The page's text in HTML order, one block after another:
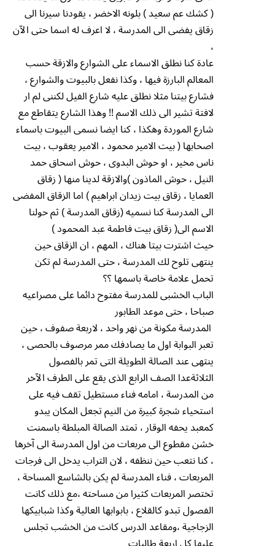
( كشك عم سعيد ) بلونه الاخضر ، يقودنا سيرنا الى
زقاق يفضى الى المدرسة ، لا اعرف له اسما حتى الآن
،
عادة كنا نطلق الاسماء على الشوارع والازقة حسب
المعالم البارزة فيها ، وكذا نفعل بالبيوت والشوارع ،
فشارع بيتنا مثلا نطلق عليه شارع الفيل لكننى لم ار
لافتة تشير الى ذلك الاسم !! وهذا الشارع يتقاطع مع
شارع الموردة وهكذا ، كنا ايضا نسمى البيوت باسماء
اصحابها ( بيت الامير محمود ، الامير يعقوب ، بيت
ناس مخير ، او حوش البدوى ، حوش اسحاق حمد
النيل ، حوش الماذون )والازقة لدينا منها ( زقاق
العمايا ، زقاق بيت زيدان ابراهيم ) اما الزقاق المفضى
الى المدرسة كنا نسميه (زقاق المدرسة ) ثم حولنا
الاسم الى( زقاق بيت فاطمة عبد المحمود )
حيث اشترت بيتا هناك ، المهم ، ان الزقاق حين
ينتهى تلوح لك المدرسة ، حتى المدرسة لم تكن
تحمل علامة خاصة باسمها ؟؟
الباب الخشبى للمدرسة مفتوح دائما على مصراعيه
صباحا ، حتى موعد الطابور
المدرسة مكونة من نهر واحد ، لاربعة صفوف ، حين
تعبر البوابة اول ما يصادفك ممر مرصوف بالحصى ،
ينتهى عند الصالة الطويلة التى تمر بالفصول
الثلاثةعدا الصف الرابع الذى يقع على الطرف الآخر
من المدرسة ، امامه فناء مستطيل تقف فيه على
استحياء شجرة كبيرة من النيم تجعل المكان يبدو
كمعبد يحفه الوقار ، تمتد الصالة المبلطة باسمنت
خشن مقطوع الى مربعات من اول المدرسة الى آخرها
، كنا نتعب حين ننظفه ، لان التراب يدخل الى فرجات
المربعات ، فناء المدرسة لم يكن بالشاسع المساحة ،
تختصر المربعات كثيرا من مساحته ،مع ذلك كانت
الفصول تبدو كالقلاع ، بابوابها العالية وكذا شبابيكها
الزجاجية ،ومقاعد الدرس كانت من الخشب تجلس